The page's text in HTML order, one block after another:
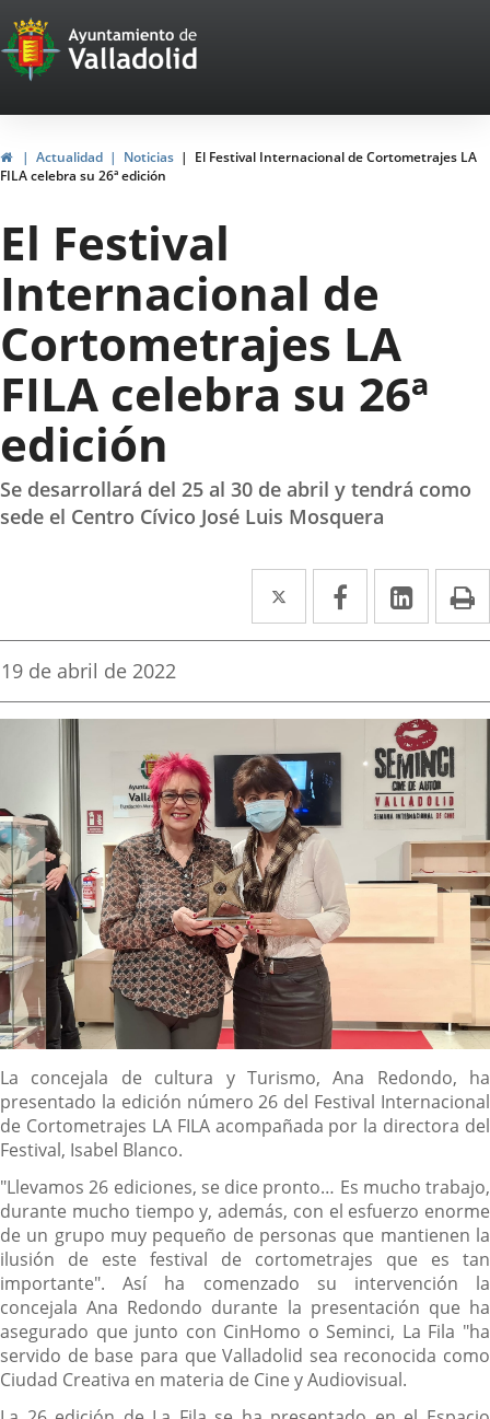
Portal
Web
del
Ayuntamiento
de
Valladolid
HomeActualidad Noticias
El Festival Internacional de Cortometrajes LA
FILA celebra su 26ª edición
El Festival
Internacional de
Cortometrajes LA
FILA celebra su 26ª
edición
Se desarrollará del 25 al 30 de abril y tendrá como
sede el Centro Cívico José Luis Mosquera
Twitter
Enlace
a
aplicación
Facebook
Enlace
a
aplicación
externa.
Enlace
a
Fecha
la
noticia
19 de abril de 2022
Descripción
La concejala de cultura y Turismo, Ana Redondo, ha
presentado la edición número 26 del Festival Internacional
de Cortometrajes LA FILA acompañada por la directora del
Festival, Isabel Blanco.
"Llevamos 26 ediciones, se dice pronto… Es mucho trabajo,
durante mucho tiempo y, además, con el esfuerzo enorme
de un grupo muy pequeño de personas que mantienen la
ilusión de este festival de cortometrajes que es tan
importante". Así ha comenzado su intervención la
concejala Ana Redondo durante la presentación que ha
asegurado que junto con CinHomo o Seminci, La Fila "ha
servido de base para que Valladolid sea reconocida como
Ciudad Creativa en materia de Cine y Audiovisual.